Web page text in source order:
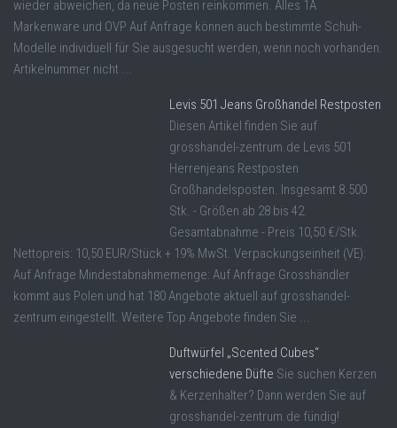
wieder abweichen, da neue Posten reinkommen. Alles 1A
Markenware und OVP Auf Anfrage können auch bestimmte Schuh-
Modelle individuell für Sie ausgesucht werden, wenn noch vorhanden.
Artikelnummer nicht ...
Levis 501 Jeans Großhandel Restposten
Diesen Artikel finden Sie auf
grosshandel-zentrum.de Levis 501
Herrenjeans Restposten
Großhandelsposten. Insgesamt 8.500
Stk. - Größen ab 28 bis 42.
Gesamtabnahme - Preis 10,50 €/Stk.
Nettopreis: 10,50 EUR/Stück + 19% MwSt. Verpackungseinheit (VE):
Auf Anfrage Mindestabnahmemenge: Auf Anfrage Grosshändler
kommt aus Polen und hat 180 Angebote aktuell auf grosshandel-
zentrum eingestellt. Weitere Top Angebote finden Sie ...
Duftwürfel „Scented Cubes“
verschiedene Düfte Sie suchen Kerzen
& Kerzenhalter? Dann werden Sie auf
grosshandel-zentrum.de fündig!